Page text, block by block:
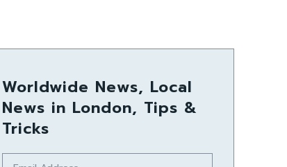
Worldwide News, Local
News in London, Tips &
Tricks